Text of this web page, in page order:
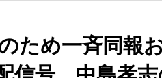
ため一斉同報